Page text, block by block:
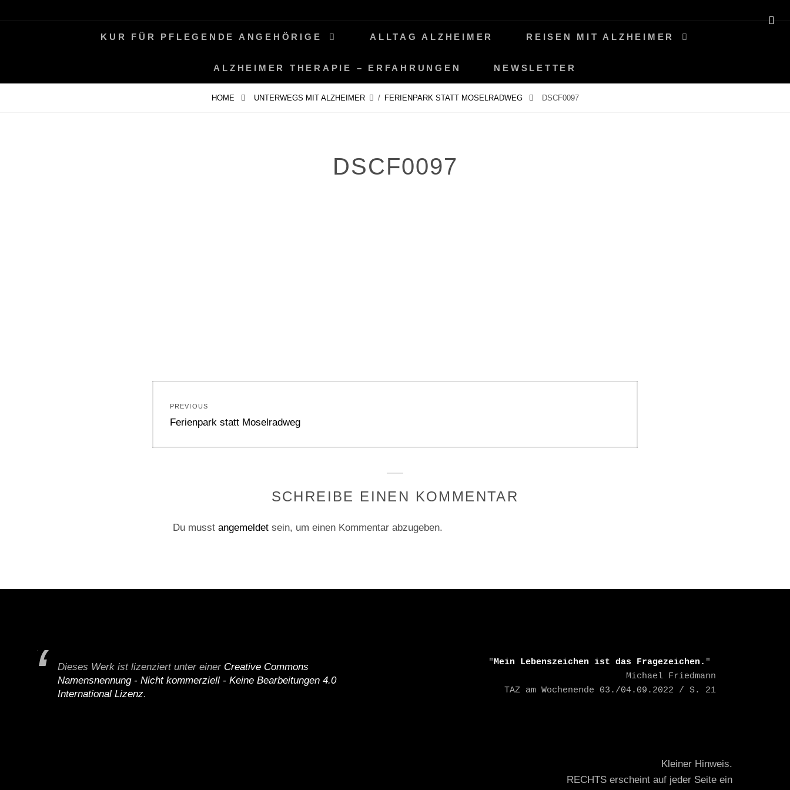
to
PERIFAIR
KUR FÜR PFLEGENDE ANGEHÖRIGE ALLTAG ALZHEIMER REISEN MIT ALZHEIMER
ALZHEIMER THERAPIE – ERFAHRUNGEN NEWSLETTER
HOME UNTERWEGS MIT ALZHEIMER / FERIENPARK STATT MOSELRADWEG DSCF0097
DSCF0097
PREVIOUS
Previous
Ferienpark statt Moselradweg
SCHREIBE EINEN KOMMENTAR
Du musst angemeldet sein, um einen Kommentar abzugeben.
Dieses Werk ist lizenziert unter einer Creative Commons
Namensnennung - Nicht kommerziell - Keine Bearbeitungen 4.0
International Lizenz.
    "
Mein Lebenszeichen ist das Fragezeichen. "
    TAZ am Wochenende 03./04.09.2022 / S. 21
Kleiner Hinweis.
RECHTS erscheint auf jeder Seite ein